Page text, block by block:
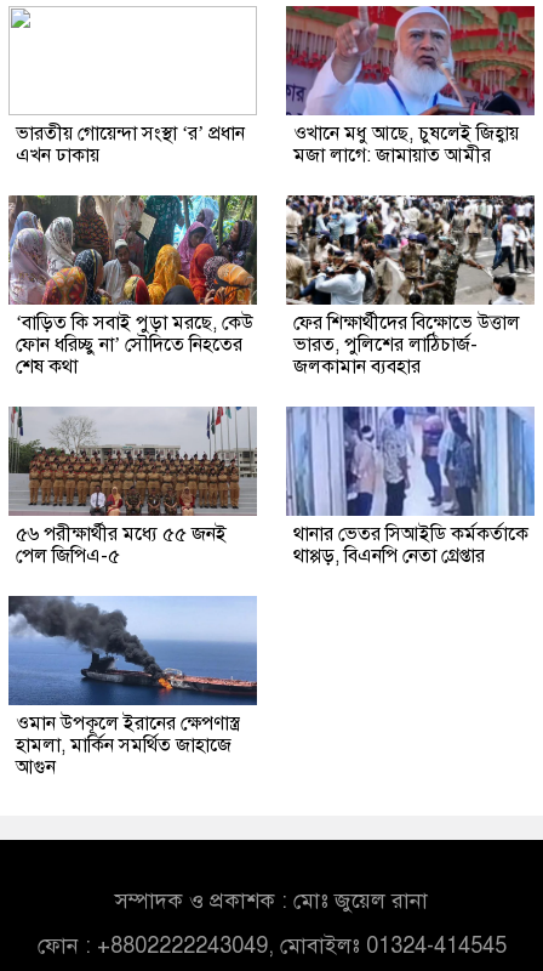
ভারতীয় গোয়েন্দা সংস্থা ‘র’ প্রধান
এখন ঢাকায়
ওখানে মধু আছে, চুষলেই জিহ্বায়
মজা লাগে: জামায়াত আমীর
‘বাড়িত কি সবাই পুড়া মরছে, কেউ
ফোন ধরিচ্ছু না’ সৌদিতে নিহতের
শেষ কথা
ফের শিক্ষার্থীদের বিক্ষোভে উত্তাল
ভারত, পুলিশের লাঠিচার্জ-
জলকামান ব্যবহার
৫৬ পরীক্ষার্থীর মধ্যে ৫৫ জনই
পেল জিপিএ-৫
থানার ভেতর সিআইডি কর্মকর্তাকে
থাপ্পড়, বিএনপি নেতা গ্রেপ্তার
ওমান উপকূলে ইরানের ক্ষেপণাস্ত্র
হামলা, মার্কিন সমর্থিত জাহাজে
আগুন
সম্পাদক ও প্রকাশক : মোঃ জুয়েল রানা
ফোন : +8802222243049, মোবাইলঃ 01324-414545